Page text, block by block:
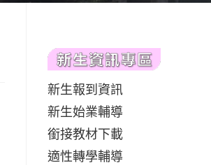
新生報到資訊
新生始業輔導
銜接教材下載
適性轉學輔導